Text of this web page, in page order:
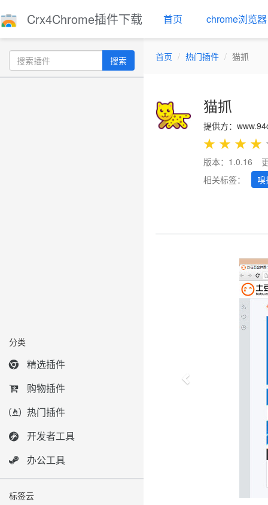
Crx4Chrome插件下载 首页 chrome浏览器
搜索
分类
精选插件
购物插件
热门插件
开发者工具
办公工具
标签云
首页 热门插件 猫抓
猫抓
提供方：
★ ★ ★ ★
版本：1.0.16
相关标签：
嗅